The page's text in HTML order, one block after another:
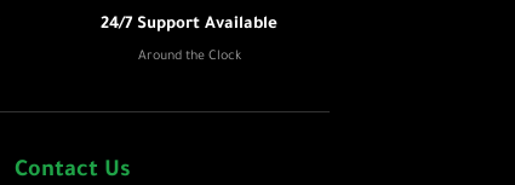
24/7 Support Available
Around the Clock
Contact Us